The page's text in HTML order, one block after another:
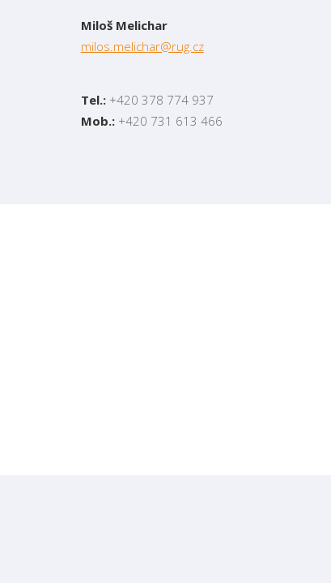
Miloš Melichar
milos.melichar@rug.cz
Tel.:+420 378 774 937
Mob.:+420 731 613 466